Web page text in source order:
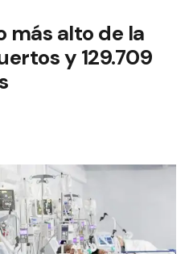
más alto de la
y 129.709